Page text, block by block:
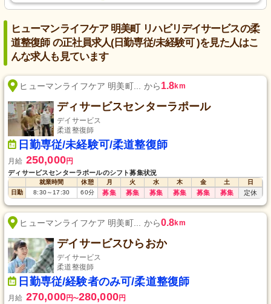
ヒューマンライフケア 明美町 リハビリデイサービスの柔
道整復師 の正社員求人(日勤専従/未経験可 )を見た人はこ
んな求人も見ています
ヒューマンライフケア 明美町... から1.8km
ディサービスセンターラポール
デイサービス
柔道整復師
日勤専従/未経験可/柔道整復師
月給 250,000円
ディサービスセンターラポールのシフト募集状況
就業時間 休憩 月 火 水 木 金 土
日
日勤
8:30～17:30 60分 募集 募集 募集 募集 募集 募集 定休
ヒューマンライフケア 明美町... から0.8km
デイサービスひらおか
デイサービス
柔道整復師
日勤専従/経験者のみ可/柔道整復師
月給 270,000円〜280,000円